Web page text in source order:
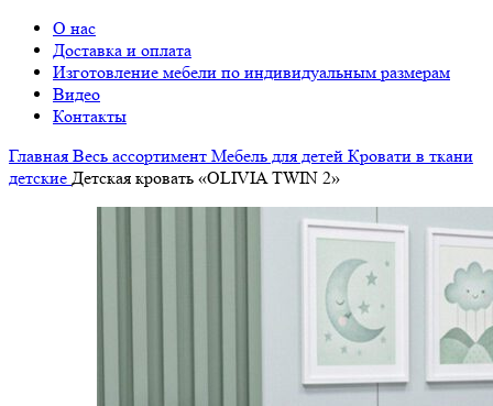
О нас
Доставка и оплата
Изготовление мебели по индивидуальным размерам
Видео
Контакты
Главная Весь ассортимент Мебель для детей Кровати в ткани
детские Детская кровать «OLIVIA TWIN 2»